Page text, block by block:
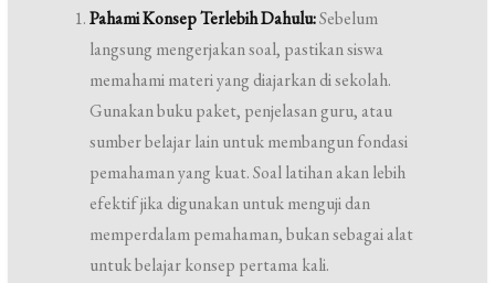
Pahami Konsep Terlebih Dahulu:Sebelum
langsung mengerjakan soal, pastikan siswa
memahami materi yang diajarkan di sekolah.
Gunakan buku paket, penjelasan guru, atau
sumber belajar lain untuk membangun fondasi
pemahaman yang kuat. Soal latihan akan lebih
efektif jika digunakan untuk menguji dan
memperdalam pemahaman, bukan sebagai alat
untuk belajar konsep pertama kali.